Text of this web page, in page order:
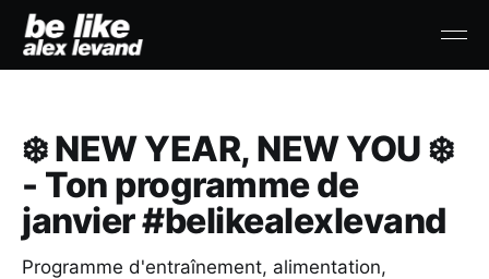
❄️ NEW YEAR, NEW YOU ❄️
- Ton programme de
janvier #belikealexlevand
Programme d'entraînement, alimentation,